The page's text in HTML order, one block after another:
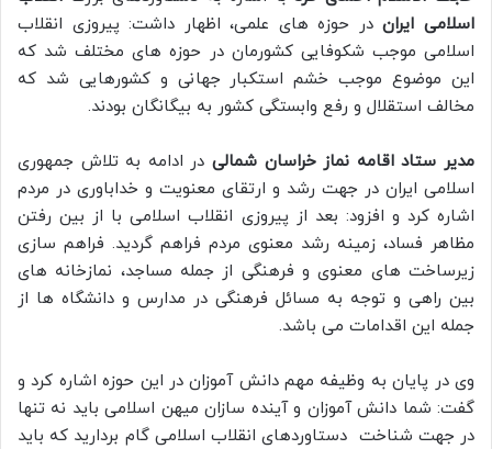
اسلامی ایراندر حوزه های علمی، اظهار داشت: پیروزی انقلاب
اسلامی موجب شکوفایی کشورمان در حوزه های مختلف شد که
این موضوع موجب خشم استکبار جهانی و کشورهایی شد که
مخالف استقلال و رفع وابستگی کشور به بیگانگان بودند.
مدیر ستاد اقامه نماز خراسان شمالی در ادامه به تلاش جمهوری
اسلامی ایران در جهت رشد و ارتقای معنویت و خداباوری در مردم
اشاره کرد و افزود: بعد از پیروزی انقلاب اسلامی با از بین رفتن
مظاهر فساد، زمینه رشد معنوی مردم فراهم گردید. فراهم سازی
زیرساخت های معنوی و فرهنگی از جمله مساجد، نمازخانه های
بین راهی و توجه به مسائل فرهنگی در مدارس و دانشگاه ها از
جمله این اقدامات می باشد.
وی در پایان به وظیفه مهم دانش آموزان در این حوزه اشاره کرد و
گفت: شما دانش آموزان و آینده سازان میهن اسلامی باید نه تنها
در جهت شناخت دستاوردهای انقلاب اسلامی گام بردارید که باید